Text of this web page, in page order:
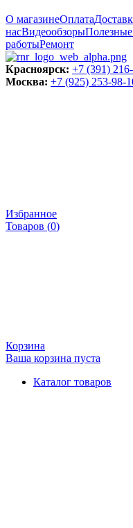
О магазинеОплата
насВидеообзорыПолезные
работыРемонт
Красноярск: +7 (391)
Москва: +7 (925) 253-98-
Избранное
Товаров (0)
Корзина
Ваша корзина пуста
Каталог товаров